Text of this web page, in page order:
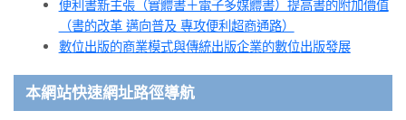
便利書新主張（實體書＋電子多媒體書）提高書的附加價值
（書的改革 邁向普及 專攻便利超商通路）
數位出版的商業模式與傳統出版企業的數位出版發展
本網站快速網址路徑導航